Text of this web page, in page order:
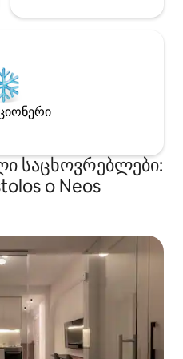
საცხოვრებლები:
o Neos